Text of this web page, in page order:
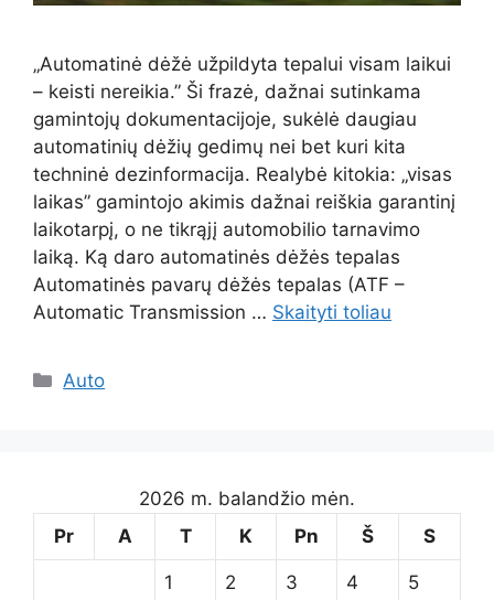
„Automatinė dėžė užpildyta tepalui visam laikui
– keisti nereikia.” Ši frazė, dažnai sutinkama
gamintojų dokumentacijoje, sukėlė daugiau
automatinių dėžių gedimų nei bet kuri kita
techninė dezinformacija. Realybė kitokia: „visas
laikas” gamintojo akimis dažnai reiškia garantinį
laikotarpį, o ne tikrąjį automobilio tarnavimo
laiką. Ką daro automatinės dėžės tepalas
Automatinės pavarų dėžės tepalas (ATF –
Automatic Transmission … Skaityti toliau
Kategorijos
Auto
2026 m. balandžio mėn.
Pr
A T K Pn Š S
1 2 3 4 5